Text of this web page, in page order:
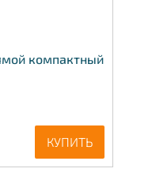
компактный
КУПИТЬ